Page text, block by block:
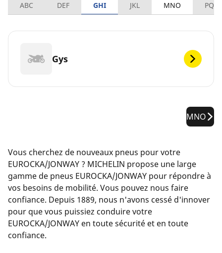
ABC DEF GHI JKL MNO PQRS
Gys
MNO
Vous cherchez de nouveaux pneus pour votre
EUROCKA/JONWAY ? MICHELIN propose une large
gamme de pneus EUROCKA/JONWAY pour répondre à
vos besoins de mobilité. Vous pouvez nous faire
confiance. Depuis 1889, nous n'avons cessé d'innover
pour que vous puissiez conduire votre
EUROCKA/JONWAY en toute sécurité et en toute
confiance.